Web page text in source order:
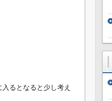
るとなると少し考え